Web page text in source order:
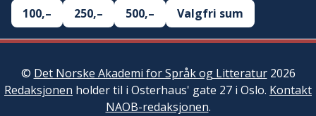
100,–
250,– 500,– Valgfri sum
© Det Norske Akademi for Språk og Litteratur2026
Redaksjonen holder til i Osterhaus' gate 27 i Oslo. Kontakt
NAOB-redaksjonen.